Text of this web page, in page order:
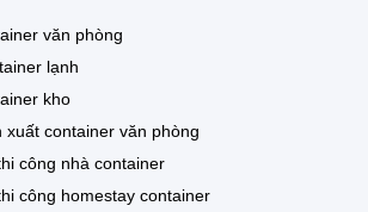
văn phòng
lạnh
kho
xuất container văn phòng
công nhà container
công homestay container